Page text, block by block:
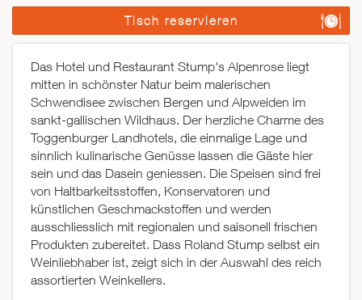
Tisch reservieren
Das Hotel und Restaurant Stump's Alpenrose liegt
mitten in schönster Natur beim malerischen
Schwendisee zwischen Bergen und Alpweiden im
sankt-gallischen Wildhaus. Der herzliche Charme des
Toggenburger Landhotels, die einmalige Lage und
sinnlich kulinarische Genüsse lassen die Gäste hier
sein und das Dasein geniessen. Die Speisen sind frei
von Haltbarkeitsstoffen, Konservatoren und
künstlichen Geschmackstoffen und werden
ausschliesslich mit regionalen und saisonell frischen
Produkten zubereitet. Dass Roland Stump selbst ein
Weinliebhaber ist, zeigt sich in der Auswahl des reich
assortierten Weinkellers.